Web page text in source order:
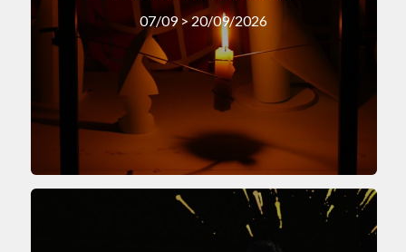
07/09 > 20/09/2026